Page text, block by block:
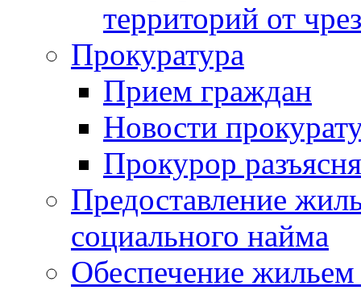
территорий от
Прокуратура
Прием граждан
Новости
Прокурор
Предоставление
социального найма
Обеспечение